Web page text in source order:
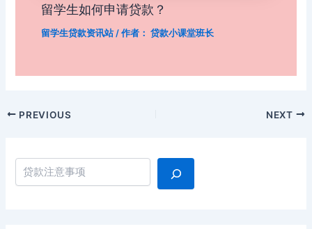
搜索
留学生如何申请贷款？
留学生贷款资讯站/ 作者： 贷款小课堂班长
PostPREVIOUS NEXT